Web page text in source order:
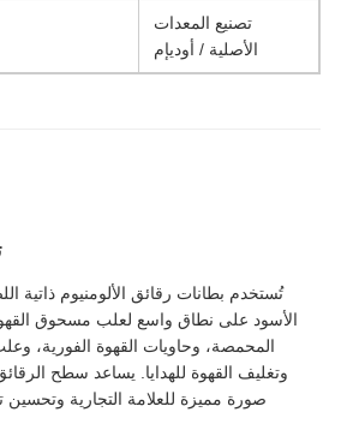
تصنيع المعدات
الأصلية / أوديإم
تُستخدم بطانات رقائق الألومنيوم ذاتية
الأسود على نطاق واسع لعلب مسحوق
المحمصة، وحاويات القهوة الفورية،
وتغليف القهوة للهدايا. يساعد سطح
صورة مميزة للعلامة التجارية وتحسين